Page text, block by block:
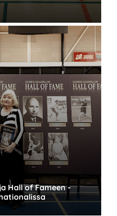
Hall of Fameen -